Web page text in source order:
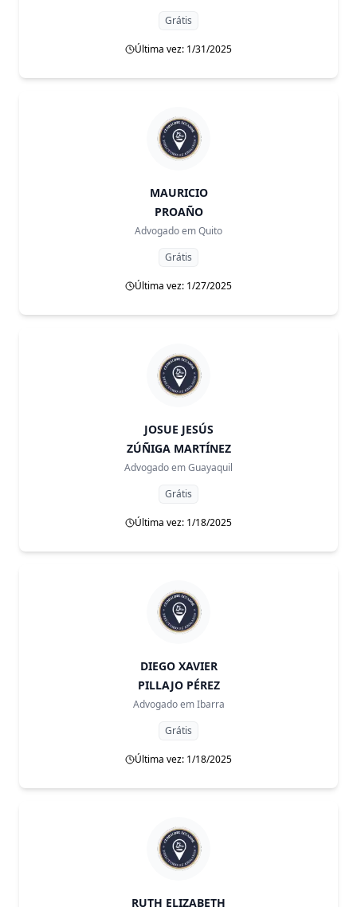
Grátis
Última vez: 1/31/2025
MAURICIO
PROAÑO
Advogado emQuito
Grátis
Última vez: 1/27/2025
JOSUE JESÚS
ZÚÑIGA MARTÍNEZ
Advogado emGuayaquil
Grátis
Última vez: 1/18/2025
DIEGO XAVIER
PILLAJO PÉREZ
Advogado em Ibarra
Grátis
Última vez: 1/18/2025
RUTH ELIZABETH